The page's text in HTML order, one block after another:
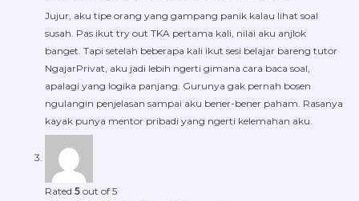
Jujur, aku tipe orang yang gampang panik kalau lihat soal
susah. Pas ikut try out TKA pertama kali, nilai aku anjlok
banget. Tapi setelah beberapa kali ikut sesi belajar bareng tutor
NgajarPrivat, aku jadi lebih ngerti gimana cara baca soal,
apalagi yang logika panjang. Gurunya gak pernah bosen
ngulangin penjelasan sampai aku bener-bener paham. Rasanya
kayak punya mentor pribadi yang ngerti kelemahan aku.
Rated 5 out of 5